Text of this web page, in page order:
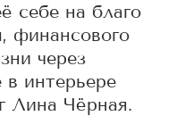
себе на благо
финансового
через
интерьере
Лина Чёрная.